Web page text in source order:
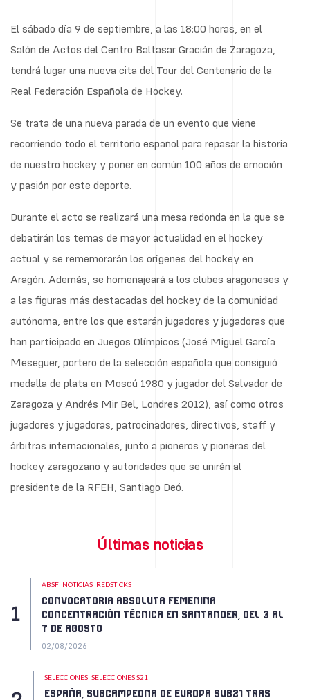
El sábado día 9 de septiembre, a las 18:00 horas, en el
Salón de Actos del Centro Baltasar Gracián de Zaragoza,
tendrá lugar una nueva cita del Tour del Centenario de la
Real Federación Española de Hockey.
Se trata de una nueva parada de un evento que viene
recorriendo todo el territorio español para repasar la historia
de nuestro hockey y poner en común 100 años de emoción
y pasión por este deporte.
Durante el acto se realizará una mesa redonda en la que se
debatirán los temas de mayor actualidad en el hockey
actual y se rememorarán los orígenes del hockey en
Aragón. Además, se homenajeará a los clubes aragoneses y
a las figuras más destacadas del hockey de la comunidad
autónoma, entre los que estarán jugadores y jugadoras que
han participado en Juegos Olímpicos (José Miguel García
Meseguer, portero de la selección española que consiguió
medalla de plata en Moscú 1980 y jugador del Salvador de
Zaragoza y Andrés Mir Bel, Londres 2012), así como otros
jugadores y jugadoras, patrocinadores, directivos, staff y
árbitras internacionales, junto a pioneros y pioneras del
hockey zaragozano y autoridades que se unirán al
presidente de la RFEH, Santiago Deó.
Últimas noticias
ABSF NOTICIAS REDSTICKS
CONVOCATORIA ABSOLUTA FEMENINA
CONCENTRACIÓN TÉCNICA EN SANTANDER, DEL 3 AL
7 DE AGOSTO
02/08/2026
SELECCIONES SELECCIONES S21
ESPAÑA, SUBCAMPEONA DE EUROPA SUB21 TRAS